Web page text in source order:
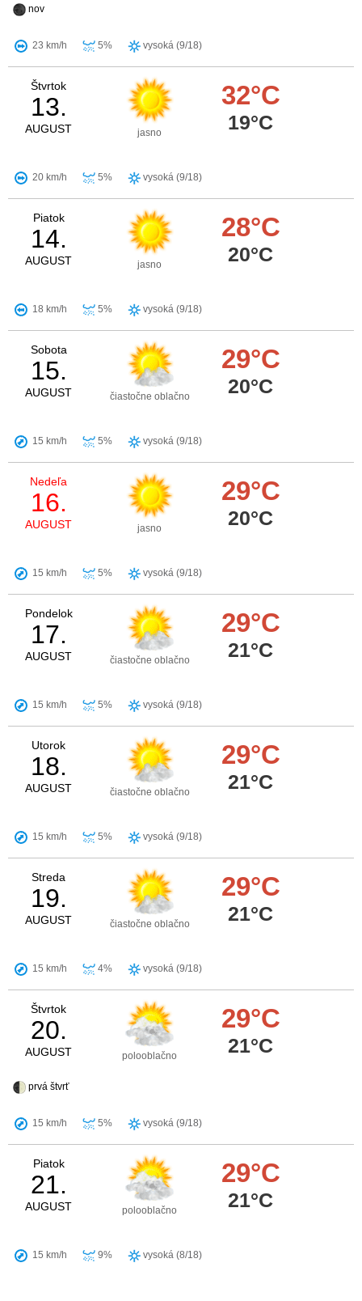
nov
23 km/h 5% vysoká (9/18)
Štvrtok
13.
AUGUST jasno
32°C
19°C
20 km/h 5% vysoká (9/18)
Piatok
14.
AUGUST jasno
28°C
20°C
18 km/h 5% vysoká (9/18)
Sobota
15.
AUGUST čiastočne oblačno
29°C
20°C
15 km/h 5% vysoká (9/18)
Nedeľa
16.
AUGUST jasno
29°C
20°C
15 km/h 5% vysoká (9/18)
Pondelok
17.
AUGUST čiastočne oblačno
29°C
21°C
15 km/h 5% vysoká (9/18)
Utorok
18.
AUGUST čiastočne oblačno
29°C
21°C
15 km/h 5% vysoká (9/18)
Streda
19.
AUGUST čiastočne oblačno
29°C
21°C
15 km/h 4% vysoká (9/18)
Štvrtok
20.
AUGUST polooblačno
29°C
21°C
prvá štvrť
15 km/h 5% vysoká (9/18)
Piatok
21.
AUGUST polooblačno
29°C
21°C
15 km/h 9% vysoká (8/18)